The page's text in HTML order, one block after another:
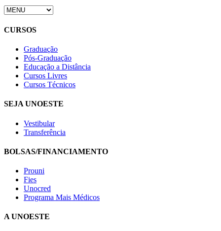
CURSOS
Graduação
Pós-Graduação
Educação a Distância
Cursos Livres
Cursos Técnicos
SEJA UNOESTE
Vestibular
Transferência
BOLSAS/FINANCIAMENTO
Prouni
Fies
Unocred
Programa Mais Médicos
A UNOESTE